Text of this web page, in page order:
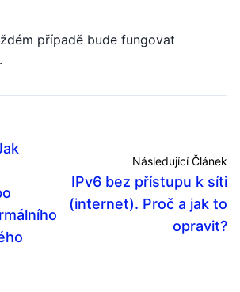
případě bude fungovat
Následující Článek
IPv6 bez přístupu k síti
(internet). Proč a jak to
opravit?